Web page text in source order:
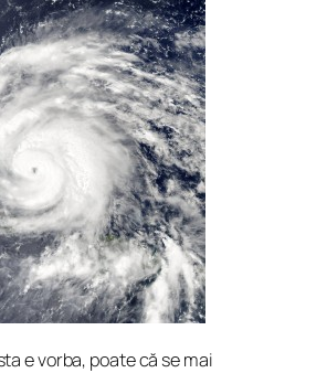
e vorba, poate că se mai